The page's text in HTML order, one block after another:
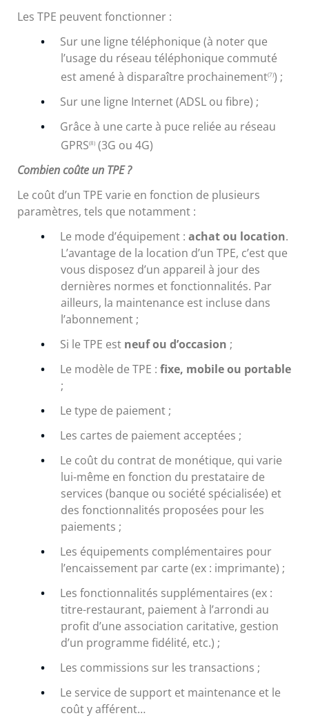
Les TPE peuvent fonctionner :
Sur une ligne téléphonique (à noter que
l’usage du réseau téléphonique commuté
est amené à disparaître prochainement(7)) ;
Sur une ligne Internet (ADSL ou fibre) ;
Grâce à une carte à puce reliée au réseau
GPRS(8) (3G ou 4G)
Combien coûte un TPE ?
Le coût d’un TPE varie en fonction de plusieurs
paramètres, tels que notamment :
Le mode d’équipement : achat ou location.
L’avantage de la location d’un TPE, c’est que
vous disposez d’un appareil à jour des
dernières normes et fonctionnalités. Par
ailleurs, la maintenance est incluse dans
l’abonnement ;
Si le TPE est neuf ou d’occasion ;
Le modèle de TPE : fixe, mobile ou portable
;
Le type de paiement ;
Les cartes de paiement acceptées ;
Le coût du contrat de monétique, qui varie
lui-même en fonction du prestataire de
services (banque ou société spécialisée) et
des fonctionnalités proposées pour les
paiements ;
Les équipements complémentaires pour
l’encaissement par carte (ex : imprimante) ;
Les fonctionnalités supplémentaires (ex :
titre-restaurant, paiement à l’arrondi au
profit d’une association caritative, gestion
d’un programme fidélité, etc.) ;
Les commissions sur les transactions ;
Le service de support et maintenance et le
coût y afférent…